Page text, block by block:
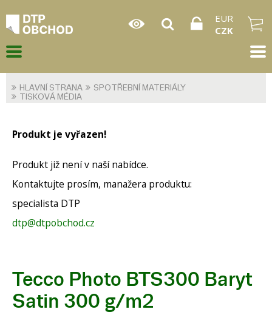
EUR
CZK
HLAVNÍ STRANA
SPOTŘEBNÍ MATERIÁLY
TISKOVÁ MÉDIA
Produkt je vyřazen!
Produkt již není v naší nabídce.
Kontaktujte prosím, manažera produktu:
specialista DTP
dtp@dtpobchod.cz
Tecco Photo BTS300 Baryt
Satin 300 g/m2